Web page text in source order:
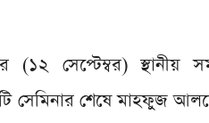
সেপ্টেম্বর) স্থানীয়
সেমিনার শেষে মাহফুজ